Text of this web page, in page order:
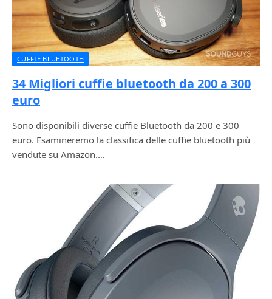
CUFFIE BLUETOOTH
34 Migliori cuffie bluetooth da 200 a 300
euro
Sono disponibili diverse cuffie Bluetooth da 200 e 300
euro. Esamineremo la classifica delle cuffie bluetooth più
vendute su Amazon.…